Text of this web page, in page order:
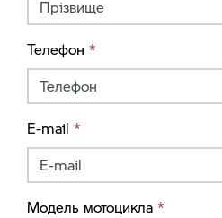
Телефон *
E-mail *
Модель мотоцикла *